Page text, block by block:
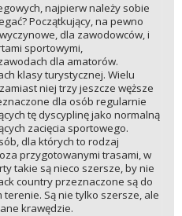
najpierw należy sobie
Początkujący, na pewno
dla zawodowców, i
sportowymi,
dla amatorów.
klasy turystycznej. Wielu
niej trzy jeszcze węższe
dla osób regularnie
tę dyscyplinę jako normalną
zacięcia sportowego.
dla których to rodzaj
przygotowanymi trasami, w
takie są nieco szersze, by nie
country przeznaczone są do
Są nie tylko szersze, ale
krawędzie.